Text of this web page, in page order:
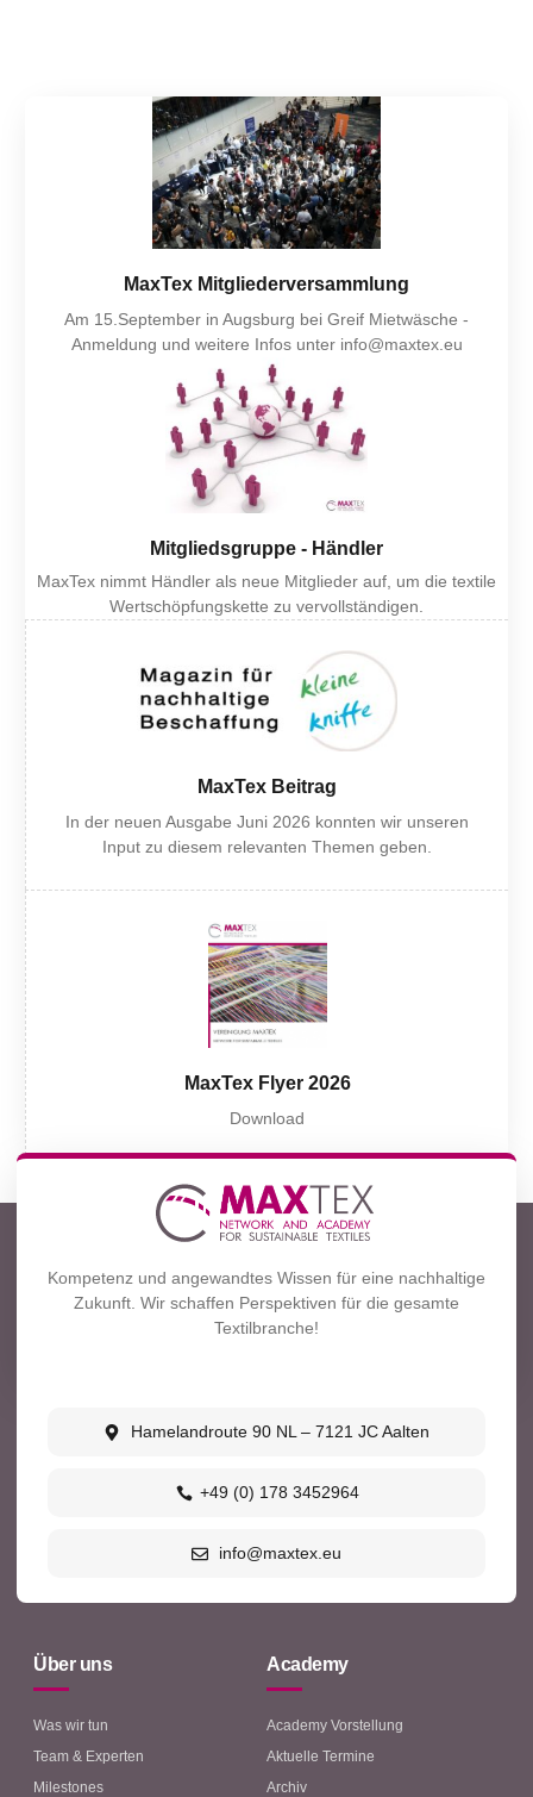
MaxTex Mitgliederversammlung
Am 15.September in Augsburg bei Greif Mietwäsche -
Anmeldung und weitere Infos unter info@maxtex.eu
Mitgliedsgruppe - Händler
MaxTex nimmt Händler als neue Mitglieder auf, um die textile
Wertschöpfungskette zu vervollständigen.
MaxTex Beitrag
In der neuen Ausgabe Juni 2026 konnten wir unseren
Input zu diesem relevanten Themen geben.
MaxTex Flyer 2026
Download
Kompetenz und angewandtes Wissen für eine nachhaltige
Zukunft. Wir schaffen Perspektiven für die gesamte
Textilbranche!
Hamelandroute 90 NL – 7121 JC Aalten
+49 (0) 178 3452964
info@maxtex.eu
Über uns
Was wir tun
Team & Experten
Milestones
Academy
Academy Vorstellung
Aktuelle Termine
Archiv